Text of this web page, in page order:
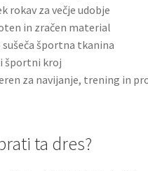
rokav za večje udobje
in zračen material
športna tkanina
športni kroj
za navijanje, trening in
ta dres?